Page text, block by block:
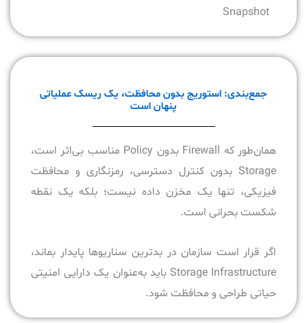
Snapshot
جمع‌بندی: استوریج بدون محافظت، یک ریسک عملیاتی
پنهان است
همان‌طور که Firewall بدون Policy مناسب بی‌اثر است،
Storage بدون کنترل دسترسی، رمزنگاری و محافظت
فیزیکی، تنها یک مخزن داده نیست؛ بلکه یک نقطه
شکست بحرانی است.
اگر قرار است سازمان در بدترین سناریوها پایدار بماند،
Storage Infrastructure باید به‌عنوان یک دارایی امنیتی
حیاتی طراحی و محافظت شود.